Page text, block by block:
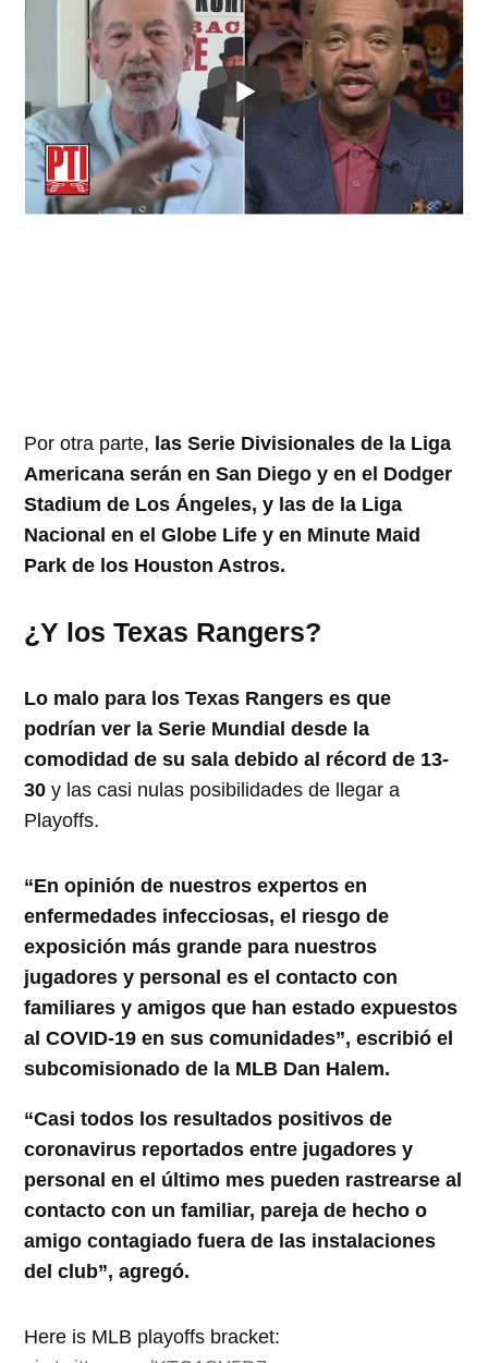
Por otra parte, las Serie Divisionales de la Liga
Americana serán en San Diego y en el Dodger
Stadium de Los Ángeles, y las de la Liga
Nacional en el Globe Life y en Minute Maid
Park de los Houston Astros.
¿Y los Texas Rangers?
Lo malo para los Texas Rangers es que
podrían ver la Serie Mundial desde la
comodidad de su sala debido al récord de 13-
30 y las casi nulas posibilidades de llegar a
Playoffs.
“En opinión de nuestros expertos en
enfermedades infecciosas, el riesgo de
exposición más grande para nuestros
jugadores y personal es el contacto con
familiares y amigos que han estado expuestos
al COVID-19 en sus comunidades”, escribió el
subcomisionado de la MLB Dan Halem.
“Casi todos los resultados positivos de
coronavirus reportados entre jugadores y
personal en el último mes pueden rastrearse al
contacto con un familiar, pareja de hecho o
amigo contagiado fuera de las instalaciones
del club”, agregó.
Here is MLB playoffs bracket: